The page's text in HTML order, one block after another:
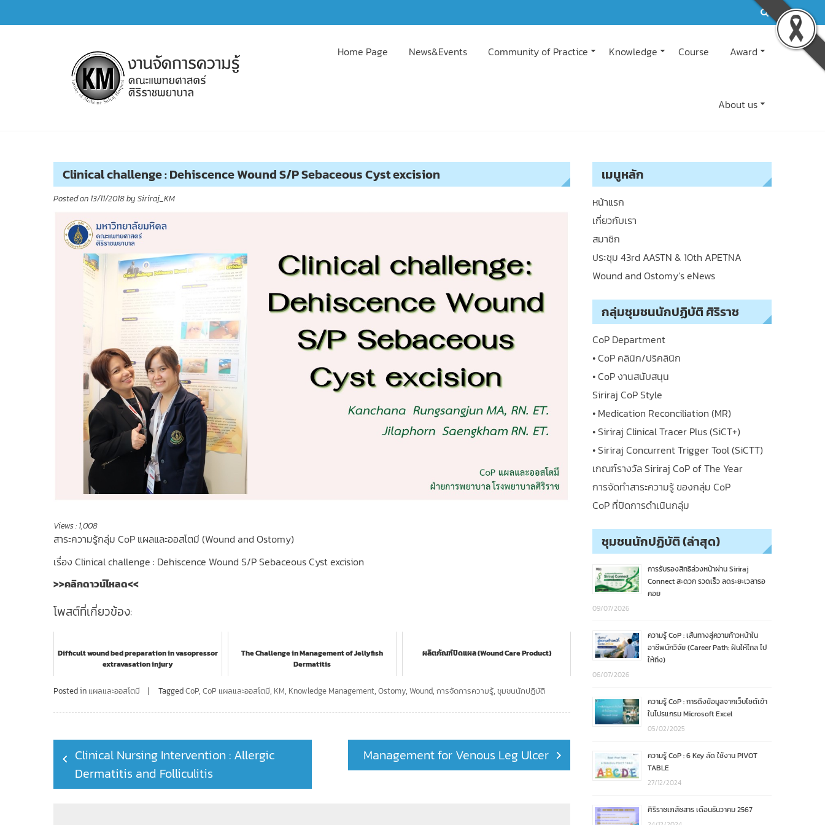
to
Home Page News&Events Community of Practice Knowledge Course Award
About us
Clinical challenge : Dehiscence Wound S/P Sebaceous Cyst excision
Posted on 13/11/2018by Siriraj_KM
Views : 1,008
สาระความรู้กลุ่ม CoP แผลและออสโตมี (Wound and Ostomy)
เรื่อง Clinical challenge : Dehiscence Wound S/P Sebaceous Cyst excision
>>คลิกดาวน์โหลด<<
โพสต์ที่เกี่ยวข้อง:
Difficult wound bed preparation in vasopressor
extravasation injury
The Challenge in Management of Jellyfish
Dermatitis
ผลิตภัณฑ์ปิดแผล (Wound Care Product)
Posted in แผลและออสโตมี TaggedCoP, CoP แผลและออสโตมี, KM, Knowledge Management, Ostomy, Wound, การจัดการความรู้, ชุมชนนักปฏิบัติ
Post
navigation
Clinical Nursing Intervention : Allergic
Dermatitis and Folliculitis
Management for Venous Leg Ulcer
เมนูหลัก
หน้าแรก
เกี่ยวกับเรา
สมาชิก
ประชุม 43rd AASTN & 10th APETNA
Wound and Ostomy’s eNews
กลุ่มชุมชนนักปฏิบัติ ศิริราช
CoP Department
• CoP คลินิก/ปริคลินิก
• CoP งานสนับสนุน
Siriraj CoP Style
• Medication Reconciliation (MR)
• Siriraj Clinical Tracer Plus (SiCT+)
• Siriraj Concurrent Trigger Tool (SiCTT)
เกณฑ์รางวัล Siriraj CoP of The Year
การจัดทำสาระความรู้ ของกลุ่ม CoP
CoP ที่ปิดการดำเนินกลุ่ม
ชุมชนนักปฏิบัติ (ล่าสุด)
การรับรองสิทธิล่วงหน้าผ่าน Siriraj
Connect สะดวก รวดเร็ว ลดระยะเวลารอ
คอย
09/07/2026
ความรู้ CoP : เส้นทางสู่ความก้าวหน้าใน
อาชีพนักวิจัย (Career Path: ฝันให้ไกล ไป
ให้ถึง)
06/07/2026
ความรู้ CoP : การดึงข้อมูลจากเว็บไซต์เข้า
ในโปรแกรม Microsoft Excel
05/02/2025
ความรู้ CoP : 6 Key ลัด ใช้งาน PIVOT
TABLE
27/12/2024
ศิริราชเภสัชสาร เดือนธันวาคม 2567